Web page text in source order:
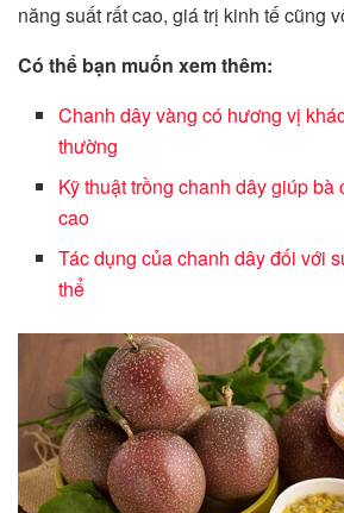
năng suất rất cao, giá trị kinh tế cũng
Có thể bạn muốn xem thêm:
Chanh dây vàng có hương vị
thường
Kỹ thuật trồng chanh dây giúp bà
cao
Tác dụng của chanh dây đối với
thể